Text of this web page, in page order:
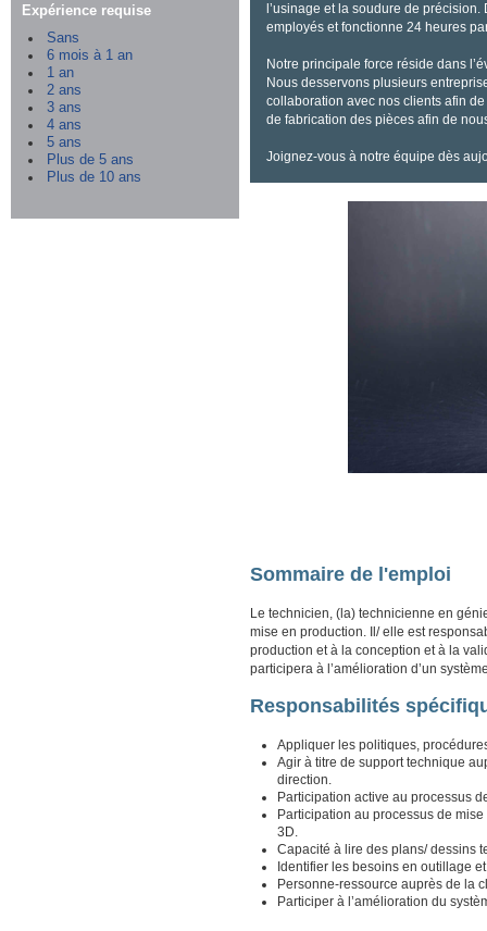
Expérience requise
Sans
6 mois à 1 an
1 an
2 ans
3 ans
4 ans
5 ans
Plus de 5 ans
Plus de 10 ans
l’usinage et la soudure de
employés et fonctionne 24 heures
Notre principale force réside dans
Nous desservons plusieurs
collaboration avec nos clients afin
de fabrication des pièces afin de
Joignez-vous à notre équipe dès
Sommaire de l'emploi
Le technicien, (la) technicienne en
mise en production.
Il/ elle est
production et à la conception et à la
participera à l’amélioration d’un
Responsabilités
Appliquer les politiques,
Agir à titre de support technique
direction.
Participation active au processus
Participation au processus de
3D.
Capacité à lire des plans/ dessins
Identifier les besoins en outillage
Personne-ressource auprès de la
Participer à l’amélioration du